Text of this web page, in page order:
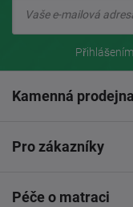
Kamenná prodejna
Pro zákazníky
Péče o matraci